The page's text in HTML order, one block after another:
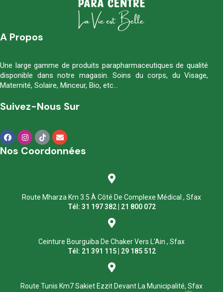
A Propos
Une large gamme de produits parapharmaceutiques de qualité
disponible dans notre magasin. Soins du corps, du Visage,
Maternité, Solaire, Minceur, Bio, etc…
Suivez-Nous Sur
Nos Coordonnées
Route Mharza Km 3.5 À Côté De Complexe Médical , Sfax
Tél: 31 197 382 | 21 800 072
Ceinture Bourguiba De Chaker Vers L'Ain , Sfax
Tél: 21 391 115 | 29 185 512
Route Tunis Km7 Sakiet Ezzit Devant La Municipalité, Sfax